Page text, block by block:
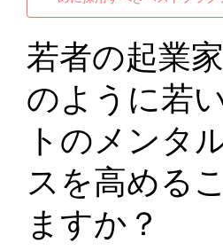
若者の起業
のように若
トのメンタ
スを高める
ますか？